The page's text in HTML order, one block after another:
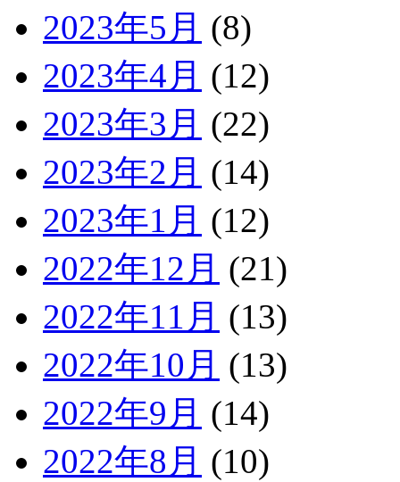
2023年5月 (8)
2023年4月 (12)
2023年3月 (22)
2023年2月 (14)
2023年1月 (12)
2022年12月 (21)
2022年11月 (13)
2022年10月 (13)
2022年9月 (14)
2022年8月 (10)